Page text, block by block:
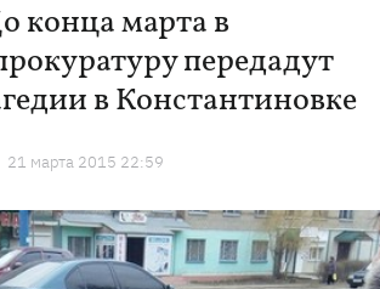
конца марта в
передадут
в Константиновке
21 марта 2015 22:59